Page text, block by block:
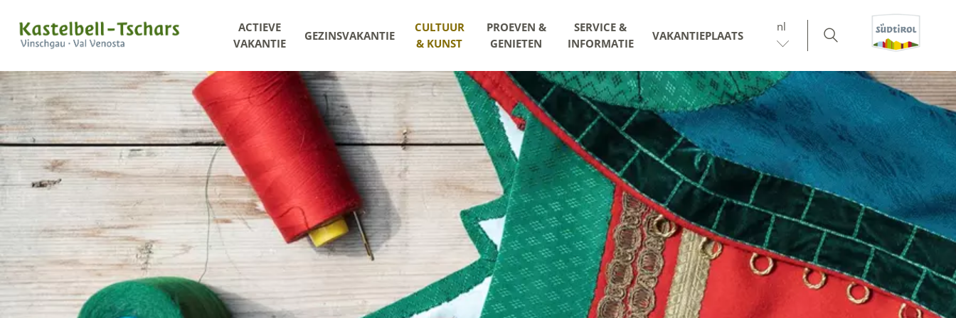
ACTIEVE
VAKANTIE
GEZINSVAKANTIE
CULTUUR
& KUNST
PROEVEN &
GENIETEN
SERVICE &
INFORMATIE
VAKANTIEPLAATS
nl